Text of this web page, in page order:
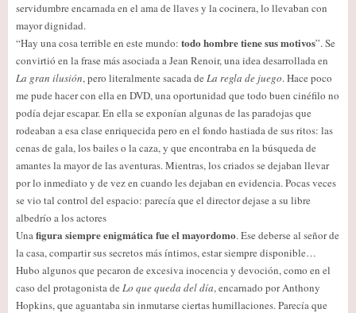
servidumbre encarnada en el ama de llaves y la cocinera, lo llevaban con
mayor dignidad.
“Hay una cosa terrible en este mundo: todo hombre tiene sus motivos”. Se
convirtió en la frase más asociada a Jean Renoir, una idea desarrollada en
La gran ilusión, pero literalmente sacada de La regla de juego. Hace poco
me pude hacer con ella en DVD, una oportunidad que todo buen cinéfilo no
podía dejar escapar. En ella se exponían algunas de las paradojas que
rodeaban a esa clase enriquecida pero en el fondo hastiada de sus ritos: las
cenas de gala, los bailes o la caza, y que encontraba en la búsqueda de
amantes la mayor de las aventuras. Mientras, los criados se dejaban llevar
por lo inmediato y de vez en cuando les dejaban en evidencia. Pocas veces
se vio tal control del espacio: parecía que el director dejase a su libre
albedrío a los actores
Unafigura siempre enigmática fue el mayordomo. Ese deberse al señor de
la casa, compartir sus secretos más íntimos, estar siempre disponible…
Hubo algunos que pecaron de excesiva inocencia y devoción, como en el
caso del protagonista de Lo que queda del día, encarnado por Anthony
Hopkins, que aguantaba sin inmutarse ciertas humillaciones. Parecía que